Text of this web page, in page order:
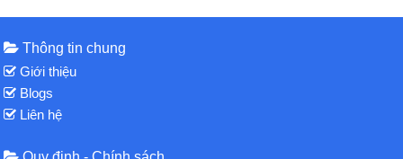
Thông tin chung
Giới thiệu
Blogs
Liên hệ